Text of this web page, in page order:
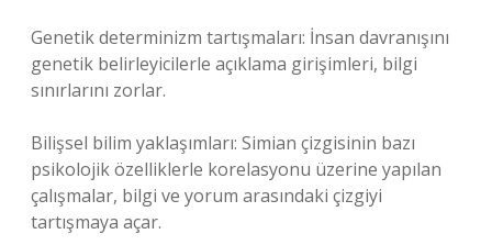
Genetik determinizm tartışmaları: İnsan davranışını
genetik belirleyicilerle açıklama girişimleri, bilgi
sınırlarını zorlar.
Bilişsel bilim yaklaşımları: Simian çizgisinin bazı
psikolojik özelliklerle korelasyonu üzerine yapılan
çalışmalar, bilgi ve yorum arasındaki çizgiyi
tartışmaya açar.